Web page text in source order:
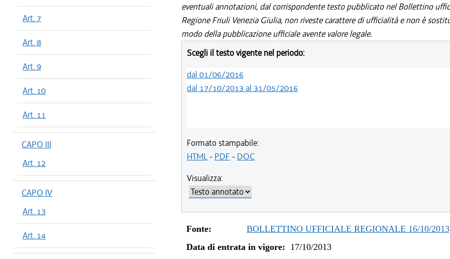
Art. 7
Art. 8
Art. 9
Art. 10
Art. 11
CAPO III
Art. 12
CAPO IV
Art. 13
Art. 14
eventuali annotazioni, dal corrispondente testo pubblicato nel Bollettino
Regione Friuli Venezia Giulia, non riveste carattere di ufficialità e non è
modo della pubblicazione ufficiale avente valore legale.
Scegli il testo vigente nel periodo:
dal 01/06/2016
dal 17/10/2013 al 31/05/2016
Formato stampabile:
HTML- PDF - DOC
Visualizza:
Fonte:
BOLLETTINO UFFICIALE REGIONALE 16/10/
Data di entrata in vigore: 17/10/2013